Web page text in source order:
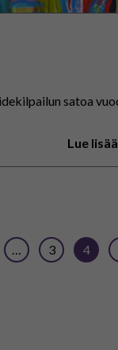
satoa
Lue
… 3 4